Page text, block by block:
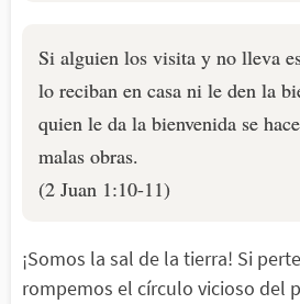
Si alguien los visita y no lleva
lo reciban en casa ni le den la
quien le da la bienvenida se
malas obras.
(2 Juan 1:10-11)
¡Somos la sal de la tierra! Si
rompemos el círculo vicioso del